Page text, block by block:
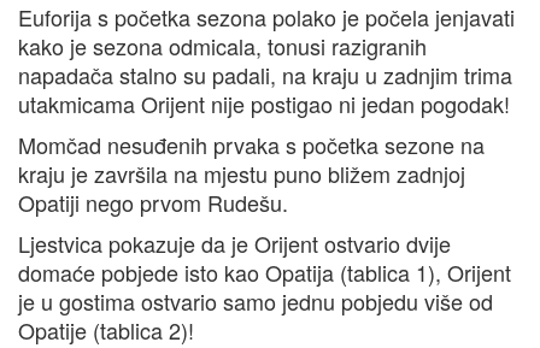
Euforija s početka sezona polako je počela jenjavati
kako je sezona odmicala, tonusi razigranih
napadača stalno su padali, na kraju u zadnjim trima
utakmicama Orijent nije postigao ni jedan pogodak!
Momčad nesuđenih prvaka s početka sezone na
kraju je završila na mjestu puno bližem zadnjoj
Opatiji nego prvom Rudešu.
Ljestvica pokazuje da je Orijent ostvario dvije
domaće pobjede isto kao Opatija (tablica 1), Orijent
je u gostima ostvario samo jednu pobjedu više od
Opatije (tablica 2)!